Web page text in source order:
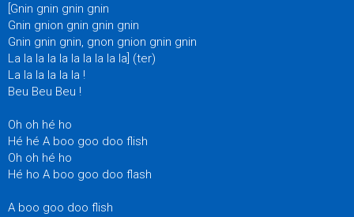
[Gnin gnin gnin gnin
Gnin gnion gnin gnin gnin
Gnin gnin gnin, gnon gnion gnin gnin
La la la la la la la la la la] (ter)
La la la la la la !
Beu Beu Beu !
Oh oh hé ho
Hé hé A boo goo doo flish
Oh oh hé ho
Hé ho A boo goo doo flash
A boo goo doo flish